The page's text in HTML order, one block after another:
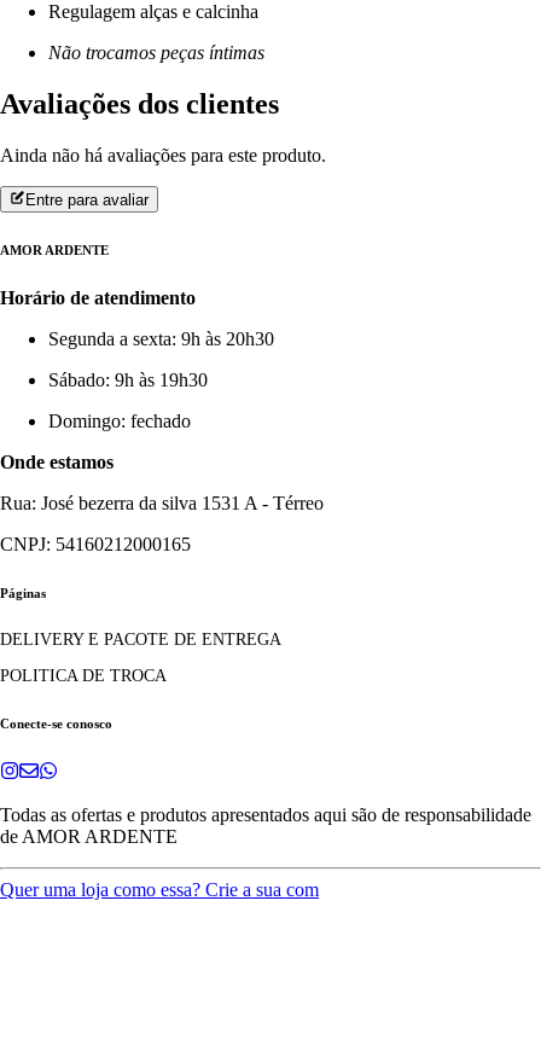
Regulagem alças e calcinha
Não trocamos peças íntimas
Avaliações dos clientes
Ainda não há avaliações para este produto.
Entre para avaliar
AMOR ARDENTE
Horário de atendimento
Segunda a sexta: 9h às 20h30
Sábado: 9h às 19h30
Domingo: fechado
Onde estamos
Rua: José bezerra da silva 1531 A - Térreo
CNPJ: 54160212000165
Páginas
DELIVERY E PACOTE DE ENTREGA
POLITICA DE TROCA
Conecte-se conosco
Todas as ofertas e produtos apresentados aqui são de responsabilidade
de AMOR ARDENTE
Quer uma loja como essa? Crie a sua com